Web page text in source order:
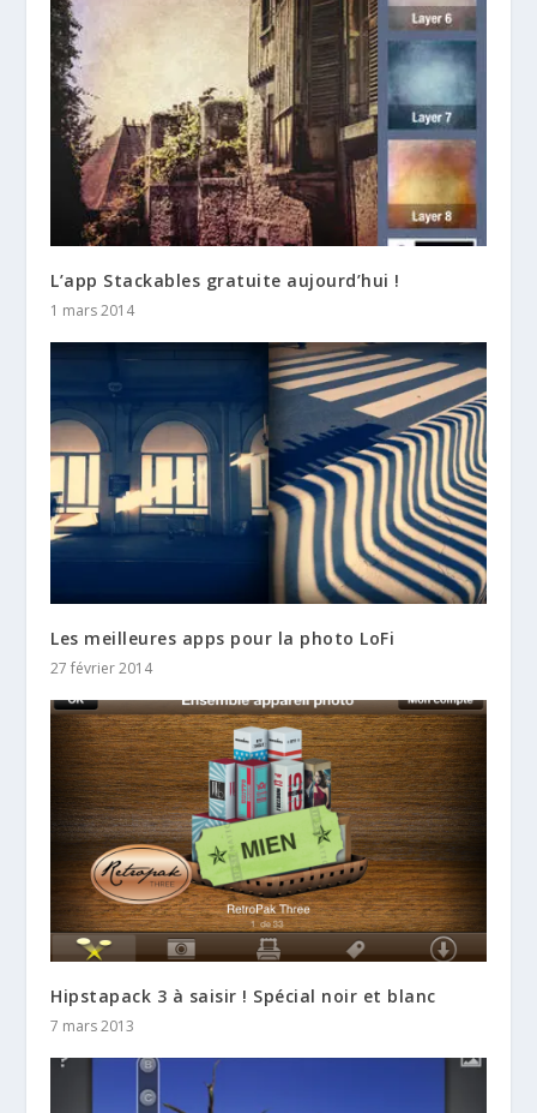
L’app Stackables gratuite aujourd’hui !
1 mars 2014
Les meilleures apps pour la photo LoFi
27 février 2014
Hipstapack 3 à saisir ! Spécial noir et blanc
7 mars 2013